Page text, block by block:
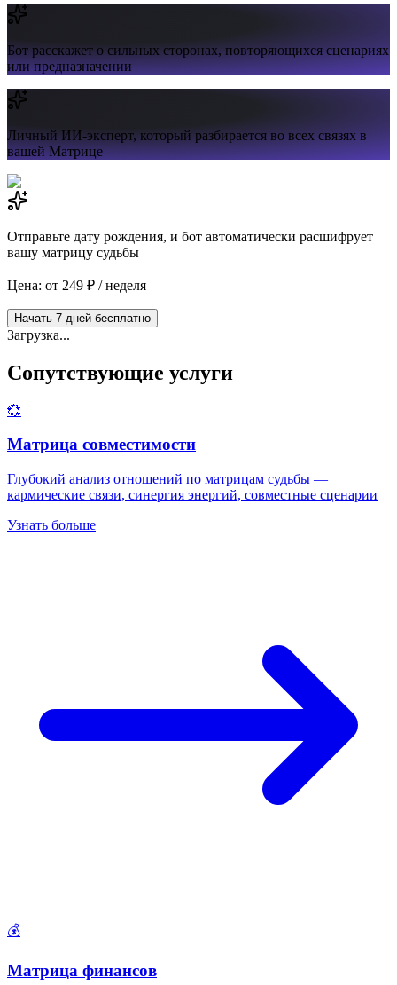
Бот расскажето сильных сторонах, повторяющихся сценариях
или предназначении
Личный ИИ-эксперт,который разбирается во всех связях в
вашей Матрице
Отправьте дату рождения, и бот автоматически расшифрует
вашу матрицу судьбы
Цена: от 249 ₽ / неделя
Начать 7 дней бесплатно
Загрузка...
Сопутствующие услуги
💞
Матрица совместимости
Глубокий анализ отношений по матрицам судьбы —
кармические связи, синергия энергий, совместные сценарии
Узнать больше
💰
Матрица финансов